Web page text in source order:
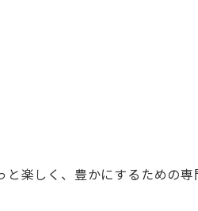
楽しく、豊かにするための専